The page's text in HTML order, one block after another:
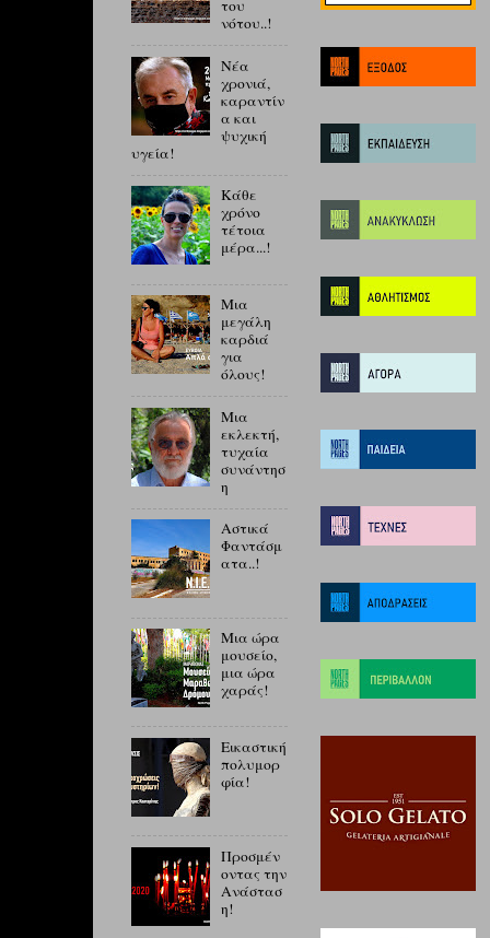
του
νότου..!
Νέα
χρονιά,
καραντίν
α και
ψυχική
υγεία!
Κάθε
χρόνο
τέτοια
μέρα...!
Μια
μεγάλη
καρδιά
για
όλους!
Μια
εκλεκτή,
τυχαία
συνάντησ
η
Αστικά
Φαντάσμ
ατα..!
Μια ώρα
μουσείο,
μια ώρα
χαράς!
Εικαστική
πολυμορ
φία!
Προσμέν
οντας την
Ανάστασ
η!